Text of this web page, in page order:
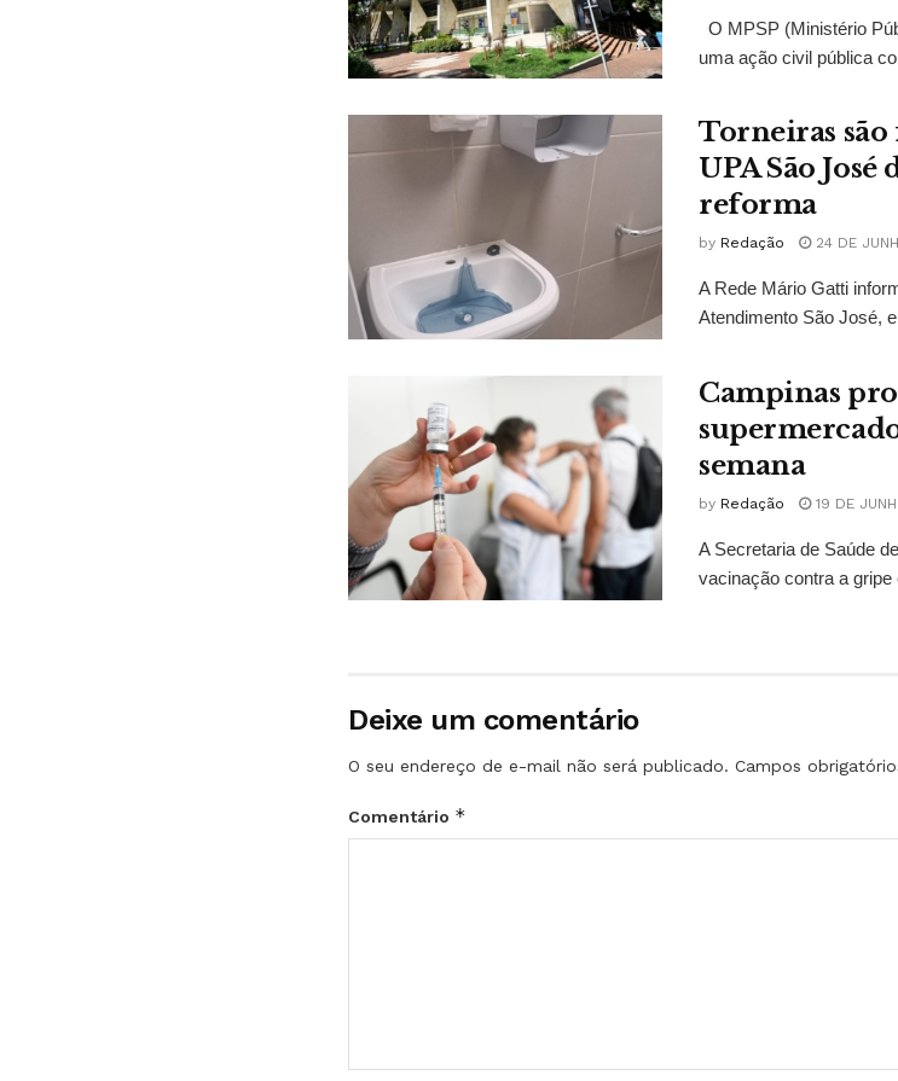
O MPSP (Ministério
uma ação civil pública
Torneiras
UPA São José
reforma
by Redação 24 DE
A Rede Mário Gatti
Atendimento São José,
Campinas
semana
by Redação 19 DE
A Secretaria de Saúde
vacinação contra a
Deixe um comentário
O seu endereço de e-mail não será publicado. Campos
Comentário *